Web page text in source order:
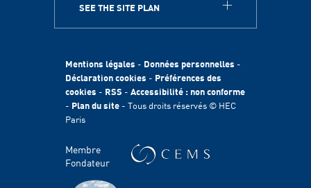
SEE THE SITE PLAN
A PROPOS
Egalité des chances
Fondation HEC
International
Durabilité
Témoignages
HEC Talents
Contacts Presse & Communication
Handicap
Mentions légales - Données personnelles -
Déclaration cookies - Préférences des
cookies - RSS - Accessibilité : non conforme
- Plan du site - Tous droits réservés © HEC
Paris
Membre
Fondateur